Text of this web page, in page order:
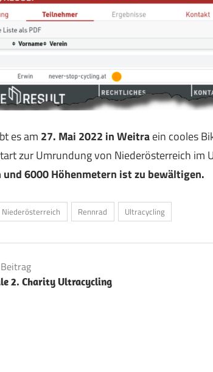
es am 27. Mai 2022 in Weitraein cooles
zur Umrundung von Niederösterreich im
6000 Höhenmetern ist zu bewältigen.
Niederösterreich Rennrad Ultracycling
2. Charity Ultracycling